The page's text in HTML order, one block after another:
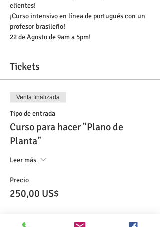
clientes!
¡Curso intensivo en línea de portugués con un
profesor brasileño!
22 de Agosto de 9am a 5pm!
Tickets
Venta finalizada
Tipo de entrada
Curso para hacer "Plano de
Planta"
Leer más
Precio
250,00 US$